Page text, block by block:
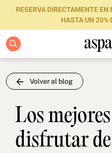
RESERVA DIRECTAMENTE EN
HASTA UN 20%
Boutique
Sobre
Los
disfrutar
Volver al blog